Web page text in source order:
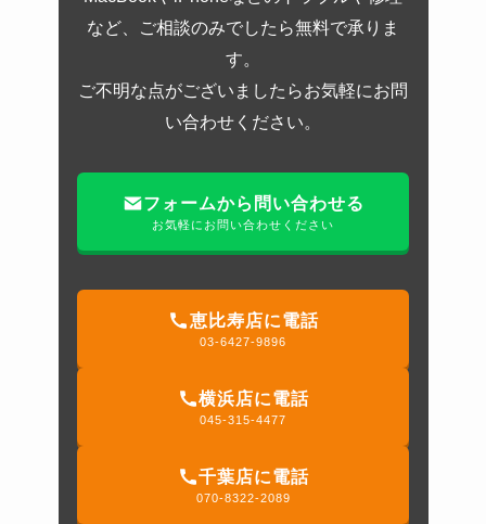
など、ご相談のみでしたら無料で承りま
す。
ご不明な点がございましたらお気軽にお問
い合わせください。
フォームから問い合わせる
お気軽にお問い合わせください
恵比寿店に電話
03-6427-9896
横浜店に電話
045-315-4477
千葉店に電話
070-8322-2089